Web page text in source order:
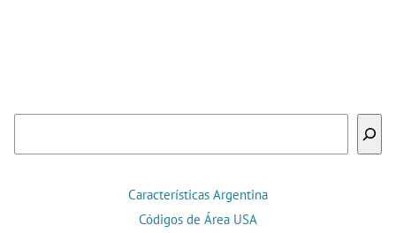
Características Argentina
Códigos de Área USA